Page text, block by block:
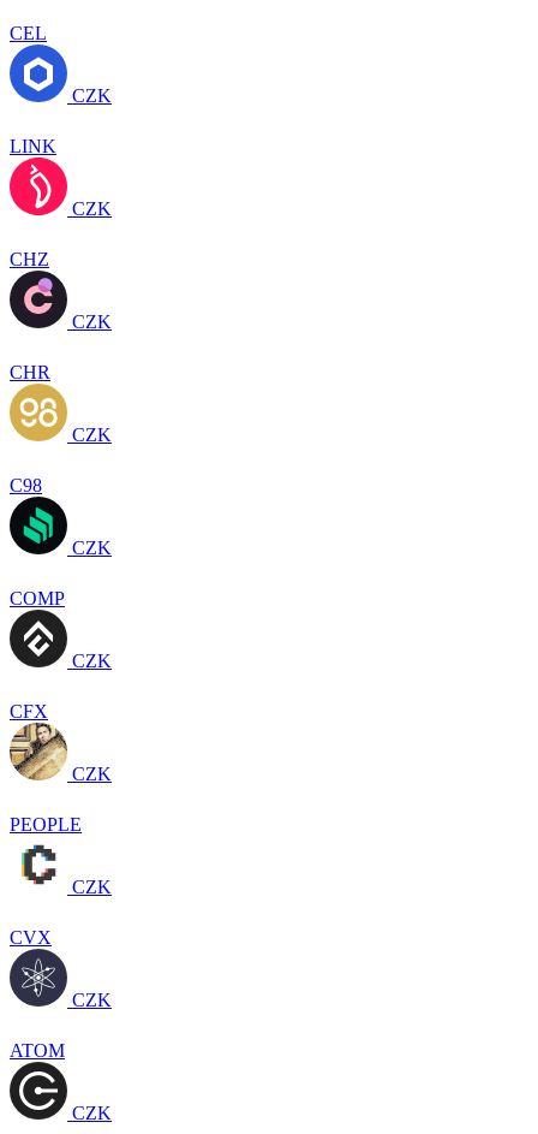
CEL
CZK
LINK
CZK
CHZ
CZK
CHR
CZK
C98
CZK
COMP
CZK
CFX
CZK
PEOPLE
CZK
CVX
CZK
ATOM
CZK